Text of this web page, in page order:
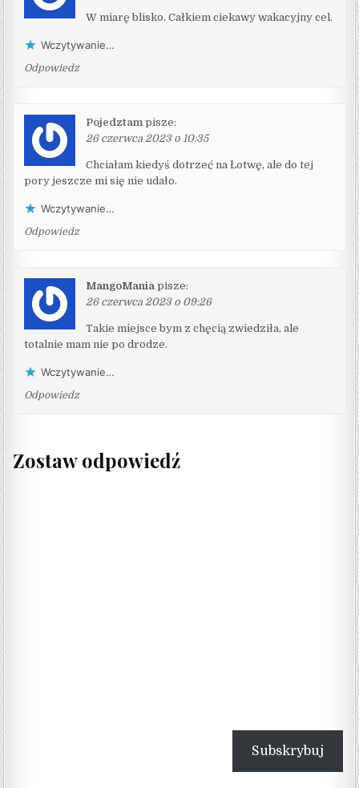
W miarę blisko. Całkiem ciekawy wakacyjny cel.
Wczytywanie…
Odpowiedz
Pojedztam pisze:
26 czerwca 2023 o 10:35
Chciałam kiedyś dotrzeć na Łotwę, ale do tej
pory jeszcze mi się nie udało.
Wczytywanie…
Odpowiedz
MangoMania pisze:
26 czerwca 2023 o 09:26
Takie miejsce bym z chęcią zwiedziła, ale
totalnie mam nie po drodze.
Wczytywanie…
Odpowiedz
Zostaw odpowiedź
Subskrybuj